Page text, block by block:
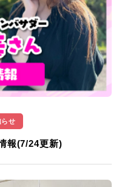
らせ
報(7/24更新)